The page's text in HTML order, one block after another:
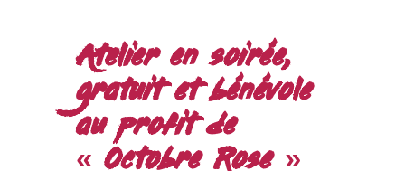
Atelier en soirée,
gratuit et bénévole
au profit de
« Octobre Rose »